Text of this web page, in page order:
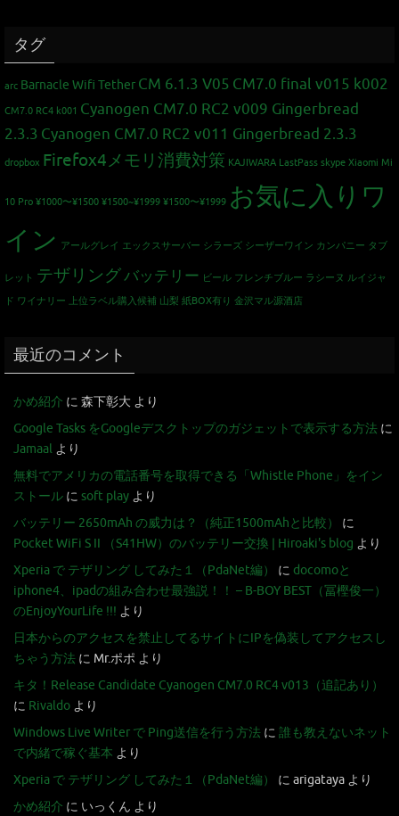
タグ
arc Barnacle Wifi Tether CM 6.1.3 V05 CM7.0 final v015 k002
CM7.0 RC4 k001 Cyanogen CM7.0 RC2 v009 Gingerbread
2.3.3 Cyanogen CM7.0 RC2 v011 Gingerbread 2.3.3
dropbox Firefox4メモリ消費対策 KAJIWARA LastPass skype Xiaomi Mi
10 Pro ¥1000〜¥1500 ¥1500~¥1999 ¥1500〜¥1999 お気に入りワ
イン アールグレイ エックスサーバー シラーズ シーザーワイン カンパニー タブ
レット テザリングバッテリー ビール フレンチブルー ラシーヌ ルイジャ
ド ワイナリー 上位ラベル購入候補 山梨 紙BOX有り 金沢マル源酒店
最近のコメント
かめ紹介 に 森下彰大 より
Google Tasks をGoogleデスクトップのガジェットで表示する方法 に
Jamaal より
無料でアメリカの電話番号を取得できる「Whistle Phone」をイン
ストール に soft play より
バッテリー 2650mAh の威力は？（純正1500mAhと比較）
に
Pocket WiFi S II （S41HW）のバッテリー交換 | Hiroaki's blog より
Xperia で テザリング してみた１（PdaNet編）
に docomoと
iphone4、ipadの組み合わせ最強説！！ – B-BOY BEST（冨樫俊一）
のEnjoyYourLife !!! より
日本からのアクセスを禁止してるサイトにIPを偽装してアクセスし
ちゃう方法 に Mr.ポポ より
キタ！Release Candidate Cyanogen CM7.0 RC4 v013（追記あり）
に Rivaldo より
Windows Live Writer で Ping送信を行う方法 に 誰も教えないネット
で内緒で稼ぐ基本 より
Xperia で テザリング してみた１（PdaNet編）
に arigataya より
かめ紹介 に いっくん より